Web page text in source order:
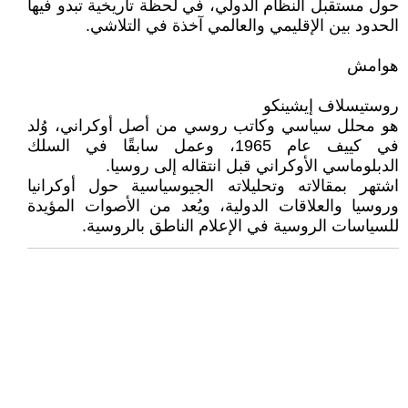
حول مستقبل النظام الدولي، في لحظة تاريخية تبدو فيها
الحدود بين الإقليمي والعالمي آخذة في التلاشي.
هوامش
روستيسلاف إيشينكو
هو محلل سياسي وكاتب روسي من أصل أوكراني، وُلد
في كييف عام 1965، وعمل سابقًا في السلك
الدبلوماسي الأوكراني قبل انتقاله إلى روسيا.
اشتهر بمقالاته وتحليلاته الجيوسياسية حول أوكرانيا
وروسيا والعلاقات الدولية، ويُعد من الأصوات المؤيدة
للسياسات الروسية في الإعلام الناطق بالروسية.